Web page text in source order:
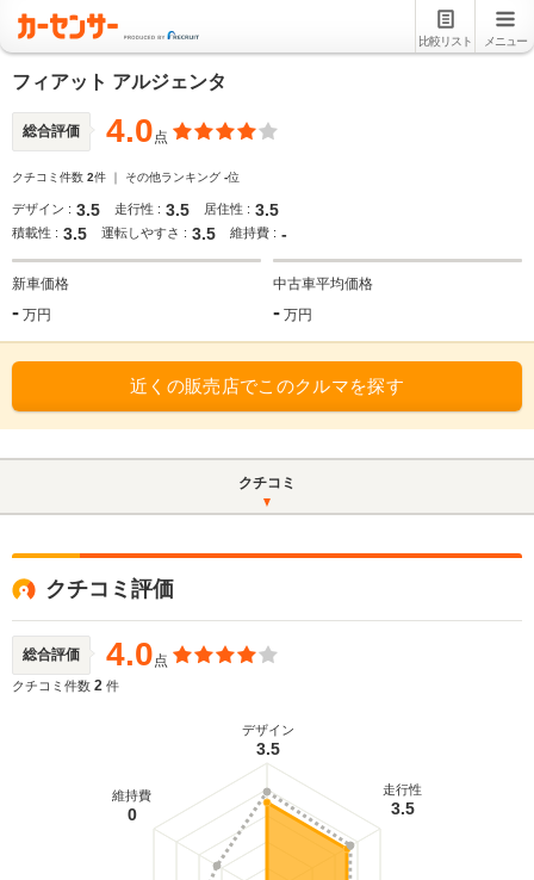
比較リスト メニュー
フィアット アルジェンタ
総合評価 4.0点
クチコミ件数 2件 ｜ その他ランキング -位
デザイン : 3.5 走行性 : 3.5 居住性 : 3.5
積載性 : 3.5 運転しやすさ : 3.5 維持費 : -
新車価格
- 万円
中古車平均価格
- 万円
近くの販売店でこのクルマを探す
クチコミ
クチコミ評価
総合評価 4.0点
クチコミ件数 2 件
デザイン
3.5
走行性
3.5
維持費
0